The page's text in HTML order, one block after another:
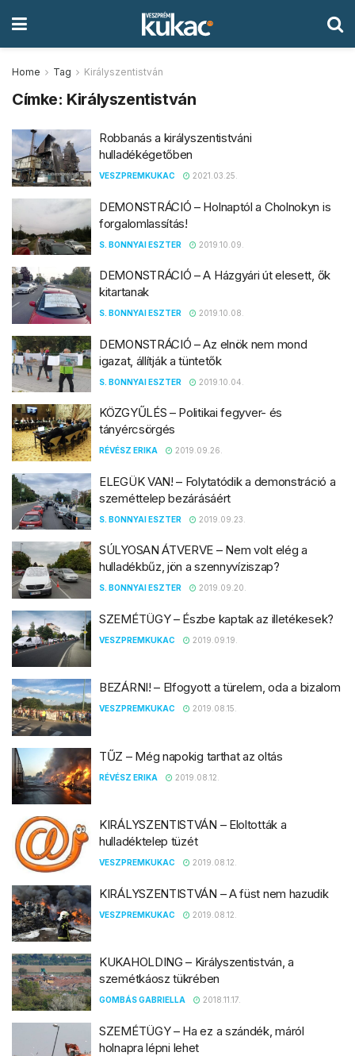
Home Tag Királyszentistván
Címke: Királyszentistván
Robbanás a királyszentistváni
hulladékégetőben
VESZPREMKUKAC 2021.03.25.
DEMONSTRÁCIÓ – Holnaptól a Cholnokyn is
forgalomlassítás!
S. BONNYAI ESZTER 2019.10.09.
DEMONSTRÁCIÓ – A Házgyári út elesett, ők
kitartanak
S. BONNYAI ESZTER 2019.10.08.
DEMONSTRÁCIÓ – Az elnök nem mond
igazat, állítják a tüntetők
S. BONNYAI ESZTER 2019.10.04.
KÖZGYŰLÉS – Politikai fegyver- és
tányércsörgés
RÉVÉSZ ERIKA 2019.09.26.
ELEGÜK VAN! – Folytatódik a demonstráció a
szeméttelep bezárásáért
S. BONNYAI ESZTER 2019.09.23.
SÚLYOSAN ÁTVERVE – Nem volt elég a
hulladékbűz, jön a szennyvíziszap?
S. BONNYAI ESZTER 2019.09.20.
SZEMÉTÜGY – Észbe kaptak az illetékesek?
VESZPREMKUKAC 2019.09.19.
BEZÁRNI! – Elfogyott a türelem, oda a bizalom
VESZPREMKUKAC 2019.08.15.
TŰZ – Még napokig tarthat az oltás
RÉVÉSZ ERIKA 2019.08.12.
KIRÁLYSZENTISTVÁN – Eloltották a
hulladéktelep tüzét
VESZPREMKUKAC 2019.08.12.
KIRÁLYSZENTISTVÁN – A füst nem hazudik
VESZPREMKUKAC 2019.08.12.
KUKAHOLDING – Királyszentistván, a
szemétkáosz tükrében
GOMBÁS GABRIELLA 2018.11.17.
SZEMÉTÜGY – Ha ez a szándék, máról
holnapra lépni lehet